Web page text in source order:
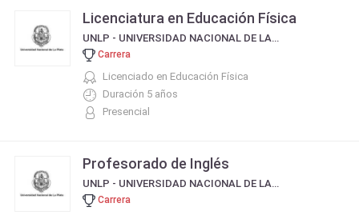
Licenciatura en Educación Física
UNLP - UNIVERSIDAD NACIONAL DE LA PLATA
Carrera
Licenciado en Educación Física
Duración 5 años
Presencial
Profesorado de Inglés
UNLP - UNIVERSIDAD NACIONAL DE LA PLATA
Carrera